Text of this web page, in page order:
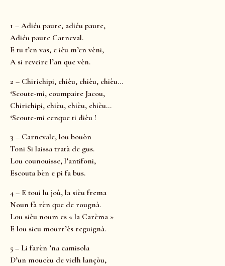
1 – Adiéu paure, adiéu paure,
Adiéu paure Carneval.
E tu t’en vas, e ièu m’en vèni,
A si reveire l’an que vèn.
2 – Chirichipi, chièu, chièu, chièu…
‘Scoute-mi, coumpaire Jacou,
Chirichipi, chièu, chièu, chièu…
‘Scoute-mi cenque ti dièu !
3 – Carnevale, lou bouòn
Toni Si laissa tratà de gus.
Lou counouisse, l’antifoni,
Escouta bèn e pi fa bus.
4 – E toui lu joù, la sièu frema
Noun fà rèn que de rougnà.
Lou sièu noum es « la Carèma »
E lou sieu mourr’ès reguignà.
5 – Li farèn ’na camisola
D’un moucèu de vielh lançòu,